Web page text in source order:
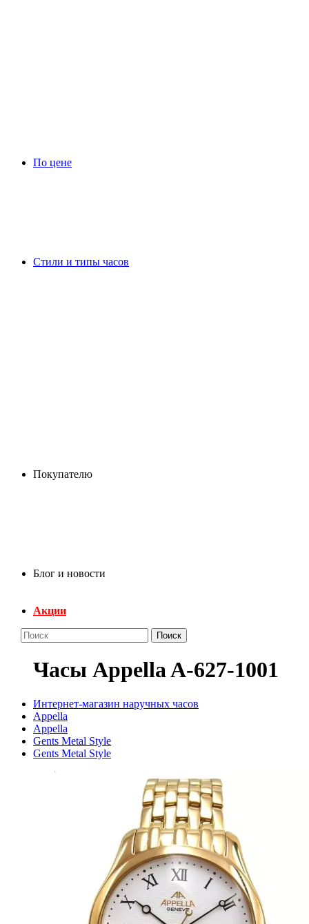
По цене
Стили и типы часов
Покупателю
Блог и новости
Акции
Поиск
Часы Appella A-627-1001
Интернет-магазин наручных часов
Appella
Appella
Gents Metal Style
Gents Metal Style